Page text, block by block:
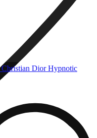
Christian Dior Hypnotic